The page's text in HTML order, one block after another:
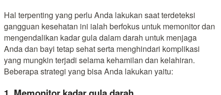
Hal terpenting yang perlu Anda lakukan saat terdeteksi
gangguan kesehatan ini ialah berfokus untuk memonitor dan
mengendalikan kadar gula dalam darah untuk menjaga
Anda dan bayi tetap sehat serta menghindari komplikasi
yang mungkin terjadi selama kehamilan dan kelahiran.
Beberapa strategi yang bisa Anda lakukan yaitu: